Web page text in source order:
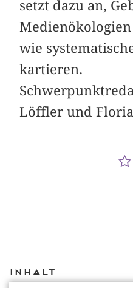
setzt dazu an,
wie
kartieren.
Löffler und
Inhalt